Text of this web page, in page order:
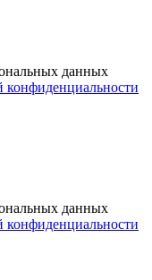
данных
конфиденциальности
данных
конфиденциальности